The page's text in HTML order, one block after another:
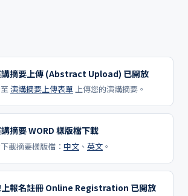
摘要上傳 (Abstract Upload) 已開放
演講摘要上傳表單上傳您的演講摘要。
摘要 WORD 樣版檔下載
載摘要樣版檔： 中文 、 英文 。
報名註冊 Online Registration 已開放